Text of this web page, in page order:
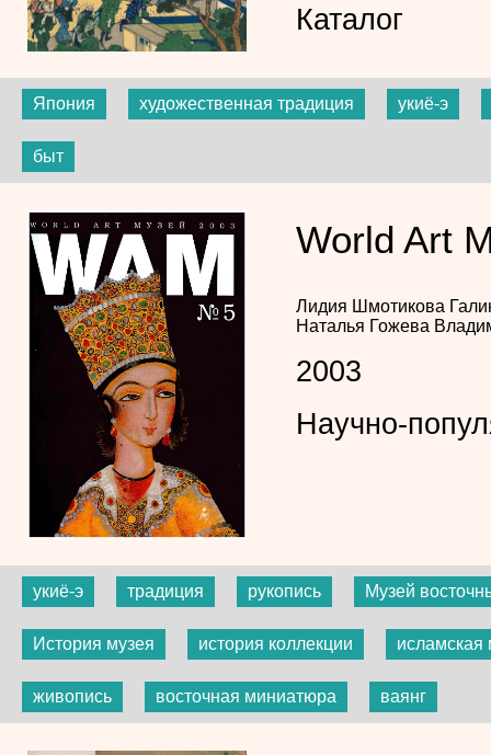
Каталог
Япония художественная традиция укиё-э
быт
World Art
Лидия Шмотикова
Наталья Гожева
2003
Научно-
укиё-э традиция рукопись Музей
История музея история коллекции
живопись восточная миниатюра ваянг